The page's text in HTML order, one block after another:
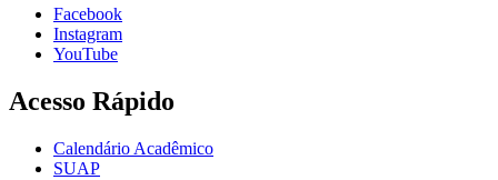
Facebook
Instagram
YouTube
Acesso Rápido
Calendário Acadêmico
SUAP